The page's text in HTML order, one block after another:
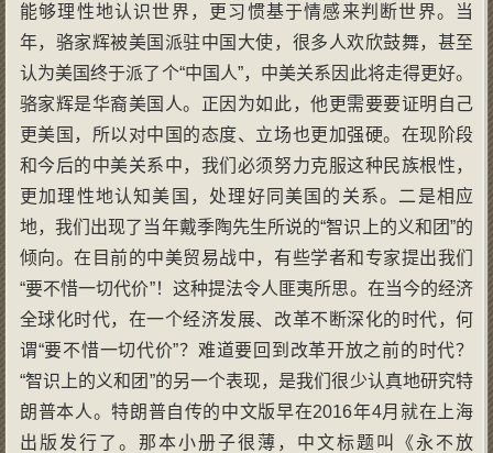
能够理性地认识世界，更习惯基于情感来判断世界。当
年，骆家辉被美国派驻中国大使，很多人欢欣鼓舞，甚至
认为美国终于派了个“中国人”，中美关系因此将走得更好。
骆家辉是华裔美国人。正因为如此，他更需要要证明自己
更美国，所以对中国的态度、立场也更加强硬。在现阶段
和今后的中美关系中，我们必须努力克服这种民族根性，
更加理性地认知美国，处理好同美国的关系。二是相应
地，我们出现了当年戴季陶先生所说的“智识上的义和团”的
倾向。在目前的中美贸易战中，有些学者和专家提出我们
“要不惜一切代价”！这种提法令人匪夷所思。在当今的经济
全球化时代，在一个经济发展、改革不断深化的时代，何
谓“要不惜一切代价”？难道要回到改革开放之前的时代？
“智识上的义和团”的另一个表现，是我们很少认真地研究特
朗普本人。特朗普自传的中文版早在2016年4月就在上海
出版发行了。那本小册子很薄，中文标题叫《永不放